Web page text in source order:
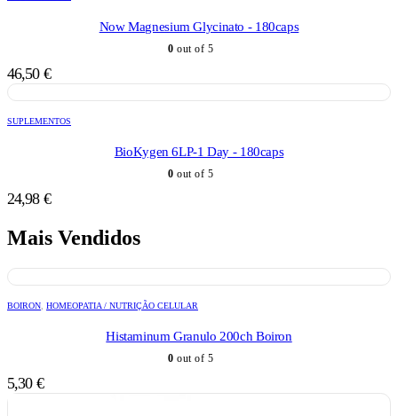
Now Magnesium Glycinato - 180caps
0 out of 5
46,50 €
SUPLEMENTOS
BioKygen 6LP-1 Day - 180caps
0 out of 5
24,98 €
Mais Vendidos
BOIRON HOMEOPATIA / NUTRIÇÃO CELULAR
Histaminum Granulo 200ch Boiron
0 out of 5
5,30 €